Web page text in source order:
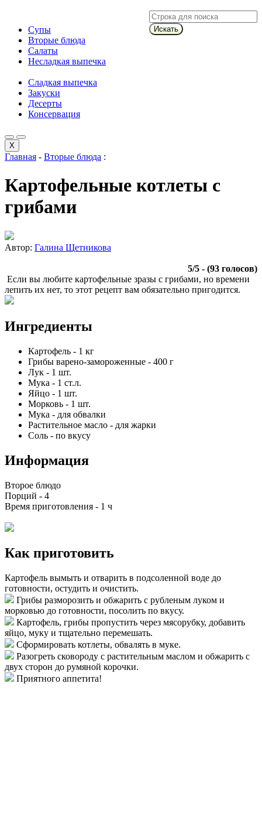
Искать
Супы
Вторые блюда
Салаты
Несладкая выпечка
Сладкая выпечка
Закуски
Десерты
Консервация
X
Главная - Вторые блюда :
Картофельные котлеты с
грибами
Автор: Галина Щетникова
5/5 - (93 голосов)
Если вы любите картофельные зразы с грибами, но времени
лепить их нет, то этот рецепт вам обязательно пригодится.
Ингредиенты
Картофель - 1 кг
Грибы варено-замороженные - 400 г
Лук - 1 шт.
Мука - 1 ст.л.
Яйцо - 1 шт.
Морковь - 1 шт.
Мука - для обвалки
Растительное масло - для жарки
Соль - по вкусу
Информация
Второе блюдо
Порций - 4
Время приготовления - 1 ч
Как приготовить
Картофель вымыть и отварить в подсоленной воде до
готовности, остудить и очистить.
Грибы разморозить и обжарить с рубленым луком и
морковью до готовности, посолить по вкусу.
Картофель, грибы пропустить через мясорубку, добавить
яйцо, муку и тщательно перемешать.
Сформировать котлеты, обвалять в муке.
Разогреть сковороду с растительным маслом и обжарить с
двух сторон до румяной корочки.
Приятного аппетита!